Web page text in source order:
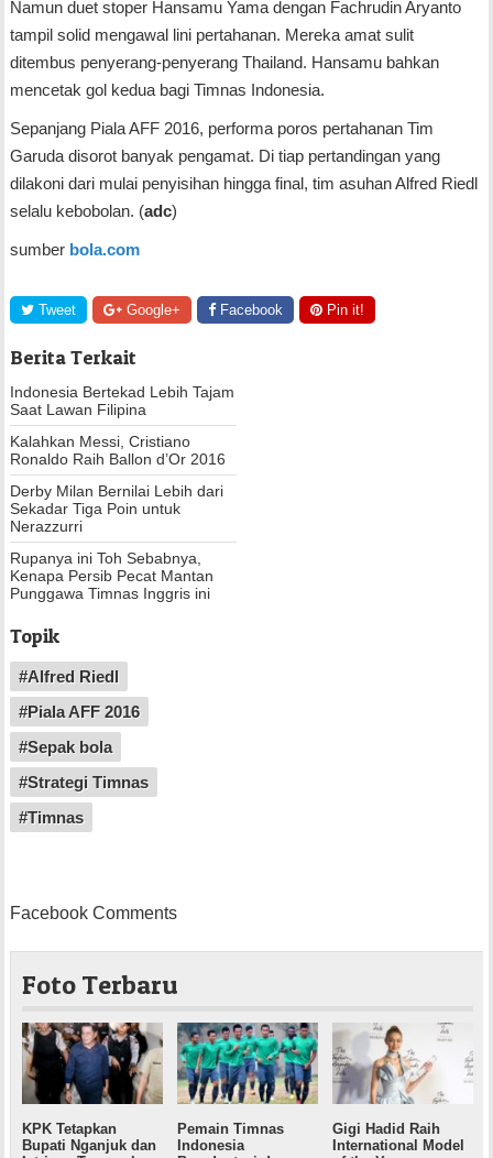
Namun duet stoper Hansamu Yama dengan Fachrudin Aryanto
tampil solid mengawal lini pertahanan. Mereka amat sulit
ditembus penyerang-penyerang Thailand. Hansamu bahkan
mencetak gol kedua bagi Timnas Indonesia.
Sepanjang Piala AFF 2016, performa poros pertahanan Tim
Garuda disorot banyak pengamat. Di tiap pertandingan yang
dilakoni dari mulai penyisihan hingga final, tim asuhan Alfred Riedl
selalu kebobolan. (adc)
sumber bola.com
Tweet Google+ Facebook Pin it!
Berita Terkait
Indonesia Bertekad Lebih Tajam
Saat Lawan Filipina
Kalahkan Messi, Cristiano
Ronaldo Raih Ballon d’Or 2016
Derby Milan Bernilai Lebih dari
Sekadar Tiga Poin untuk
Nerazzurri
Rupanya ini Toh Sebabnya,
Kenapa Persib Pecat Mantan
Punggawa Timnas Inggris ini
Topik
#Alfred Riedl
#Piala AFF 2016
#Sepak bola
#Strategi Timnas
#Timnas
Facebook Comments
Foto Terbaru
KPK Tetapkan
Bupati Nganjuk dan
Pemain Timnas
Indonesia
Gigi Hadid Raih
International Model